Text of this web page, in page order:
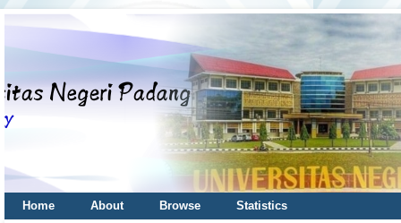
Home About Browse
Statistics